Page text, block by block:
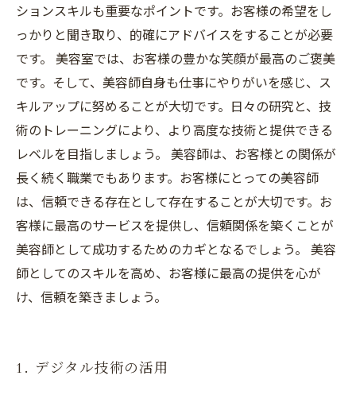
ションスキルも重要なポイントです。お客様の希望をし
っかりと聞き取り、的確にアドバイスをすることが必要
です。 美容室では、お客様の豊かな笑顔が最高のご褒美
です。そして、美容師自身も仕事にやりがいを感じ、ス
キルアップに努めることが大切です。日々の研究と、技
術のトレーニングにより、より高度な技術と提供できる
レベルを目指しましょう。 美容師は、お客様との関係が
長く続く職業でもあります。お客様にとっての美容師
は、信頼できる存在として存在することが大切です。お
客様に最高のサービスを提供し、信頼関係を築くことが
美容師として成功するためのカギとなるでしょう。 美容
師としてのスキルを高め、お客様に最高の提供を心が
け、信頼を築きましょう。
1. デジタル技術の活用